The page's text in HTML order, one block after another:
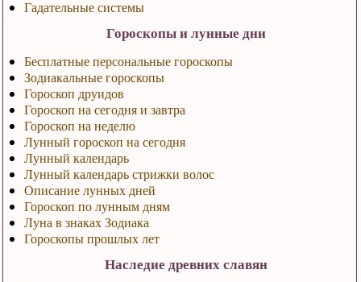
Гадательные системы
Гороскопы и лунные дни
Бесплатные персональные гороскопы
Зодиакальные гороскопы
Гороскоп друидов
Гороскоп на сегодня и завтра
Гороскоп на неделю
Лунный гороскоп на сегодня
Лунный календарь
Лунный календарь стрижки волос
Описание лунных дней
Гороскоп по лунным дням
Луна в знаках Зодиака
Гороскопы прошлых лет
Наследие древних славян